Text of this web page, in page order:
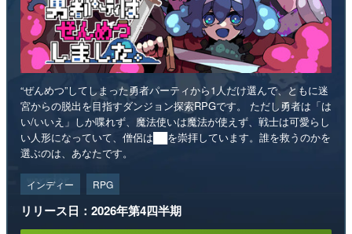
“ぜんめつ”してしまった勇者パーティから1人だけ選んで、ともに迷
宮からの脱出を目指すダンジョン探索RPGです。 ただし勇者は「は
い/いいえ」しか喋れず、魔法使いは魔法が使えず、戦士は可愛らし
い人形になっていて、僧侶は██を崇拝しています。誰を救うのかを
選ぶのは、あなたです。
インディー RPG
リリース日：2026年第4四半期